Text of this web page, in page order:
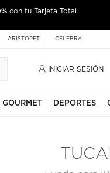
con tu Tarjeta Total
ARISTOPET CELEBRA
INICIAR SESIÓN
GOURMET DEPORTES